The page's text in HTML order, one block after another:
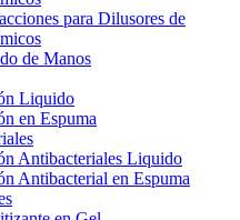
para Dilusores de
de Manos
Liquido
en Espuma
Antibacteriales Liquido
Antibacterial en Espuma